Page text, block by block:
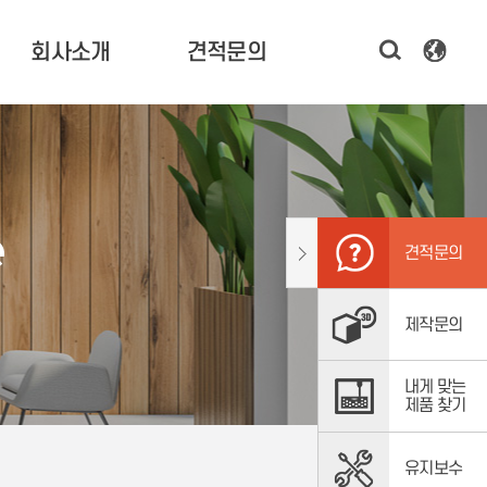
회사소개
CEO 인사말
견적문의
3D 프린터 견적 문의
시제품 제작 문의
소프트웨어,
스캐너 문의
견적문의
제작문의
내게 맞는
제품 찾기
유지보수